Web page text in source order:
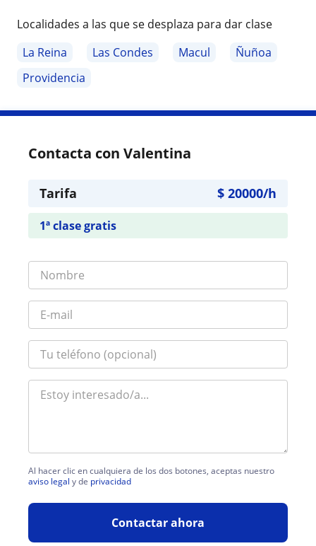
Localidades a las que se desplaza para dar clase
La Reina
Las Condes Macul
Ñuñoa
Providencia
Contacta con Valentina
Tarifa $ 20000/h
1ª clase gratis
Al hacer clic en cualquiera de los dos botones, aceptas nuestro
aviso legal y de privacidad
Contactar ahora